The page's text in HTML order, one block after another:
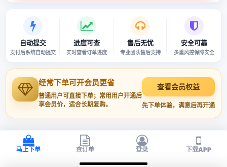
自动提交
支付后系统自动提交
进度可查
实时查看订单进度
售后无忧
专业团队售后支持
安全可靠
多重风控保障安全
经常下单可开会员更省
普通用户可直接下单；常用用户开通后
享会员价，适合长期复购。
查看会员权益
先下单体验，满意后再开通
马上下单 查订单 登录 下载APP